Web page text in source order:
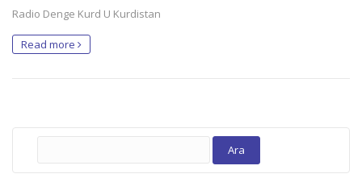
Radio Denge Kurd U Kurdistan
Read more
Arama: